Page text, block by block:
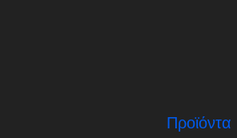
Προϊόντα